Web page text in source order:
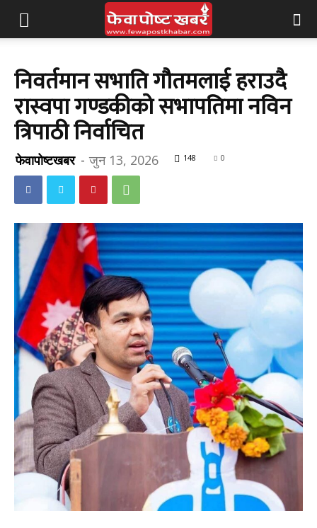
निवर्तमान सभाति गौतमलाई हराउदै
रास्वपा गण्डकीको सभापतिमा नविन
त्रिपाठी निर्वाचित
फेवापोष्टखबर - जुन 13, 2026 148 0